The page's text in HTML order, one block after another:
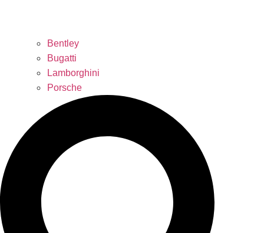
Bentley
Bugatti
Lamborghini
Porsche